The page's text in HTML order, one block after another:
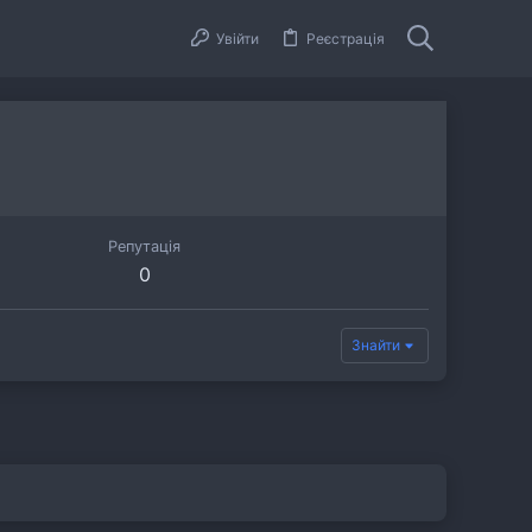
Увійти Реєстрація
Репутація
0
Знайти